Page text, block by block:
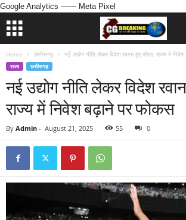
Google Analytics —— Meta Pixel
Home छत्तीसगढ़ नई उद्योग नीति लेकर विदेश रवाना हुए सीएम, राज्य में
राज्य छत्तीसगढ़
नई उद्योग नीति लेकर विदेश
राज्य में निवेश बढ़ाने पर फोकस
By Admin - August 21, 2025 55 0